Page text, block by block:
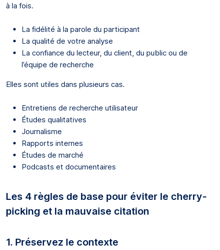
à la fois.
La fidélité à la parole du participant
La qualité de votre analyse
La confiance du lecteur, du client, du public ou de
l’équipe de recherche
Elles sont utiles dans plusieurs cas.
Entretiens de recherche utilisateur
Études qualitatives
Journalisme
Rapports internes
Études de marché
Podcasts et documentaires
Les 4 règles de base pour éviter le cherry-
picking et la mauvaise citation
1. Préservez le contexte